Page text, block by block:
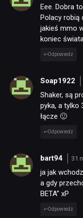
Eee. Dobra
Polacy robią
jakieś mmo
koniec
Odpowiedz
Soap1922
Shaker, są
pyka, a tylko
łącze 🙂
Odpowiedz
bart94 31
ja jak
a gdy
BETA” xP
Odpowiedz